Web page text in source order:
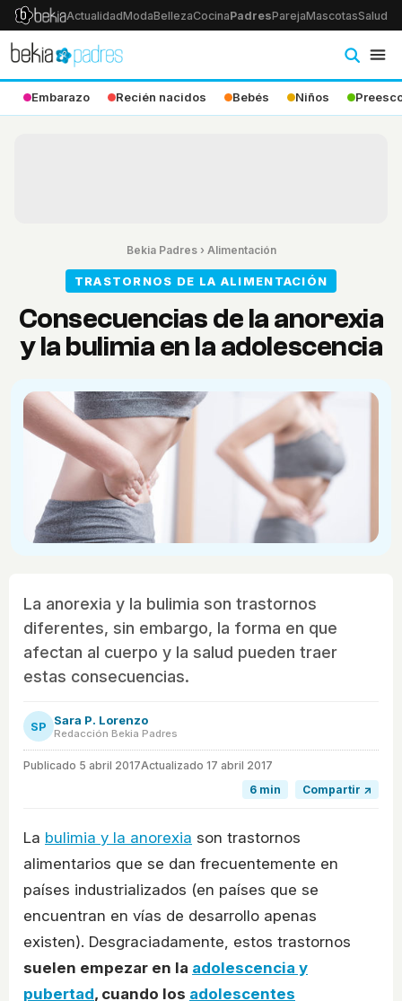
ActualidadModaBellezaCocinaPadresParejaMascotasSalud
Embarazo Recién nacidos Bebés Niños
Bekia Padres› Alimentación
TRASTORNOS DE LA ALIMENTACIÓN
Consecuencias de la anorexia
y la bulimia en la adolescencia
La anorexia y la bulimia son trastornos
diferentes, sin embargo, la forma en que
afectan al cuerpo y la salud pueden traer
estas consecuencias.
SP Sara P. Lorenzo
Redacción Bekia Padres
Publicado 5 abril 2017Actualizado 17 abril 2017
6 min
Compartir ↗
La bulimia y la anorexia son trastornos
alimentarios que se dan frecuentemente en
países industrializados (en países que se
encuentran en vías de desarrollo apenas
existen). Desgraciadamente, estos trastornos
suelen empezar en la adolescencia y
pubertad, cuando los adolescentes